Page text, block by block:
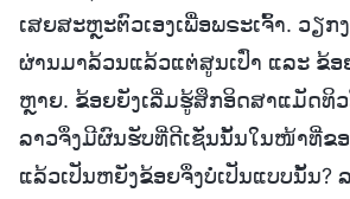
ເສຍສະຫຼະຕົວເອງເພື່ອພຣະເຈົ້າ. ວຽ
ຜ່ານມາລ້ວນແລ້ວແຕ່ສູນເປົ່າ ແລະ ຂ້ອ
ຫຼາຍ. ຂ້ອຍຍັງເລີ່ມຮູ້ສຶກອິດສາແມັດທິ
ລາວຈຶ່ງມີຜົນຮັບທີ່ດີເຊັ່ນນັ້ນໃນໜ້າທີ່ຂ
ແລ້ວເປັນຫຍັງຂ້ອຍຈຶ່ງບໍ່ເປັນແບບນັ້ນ?